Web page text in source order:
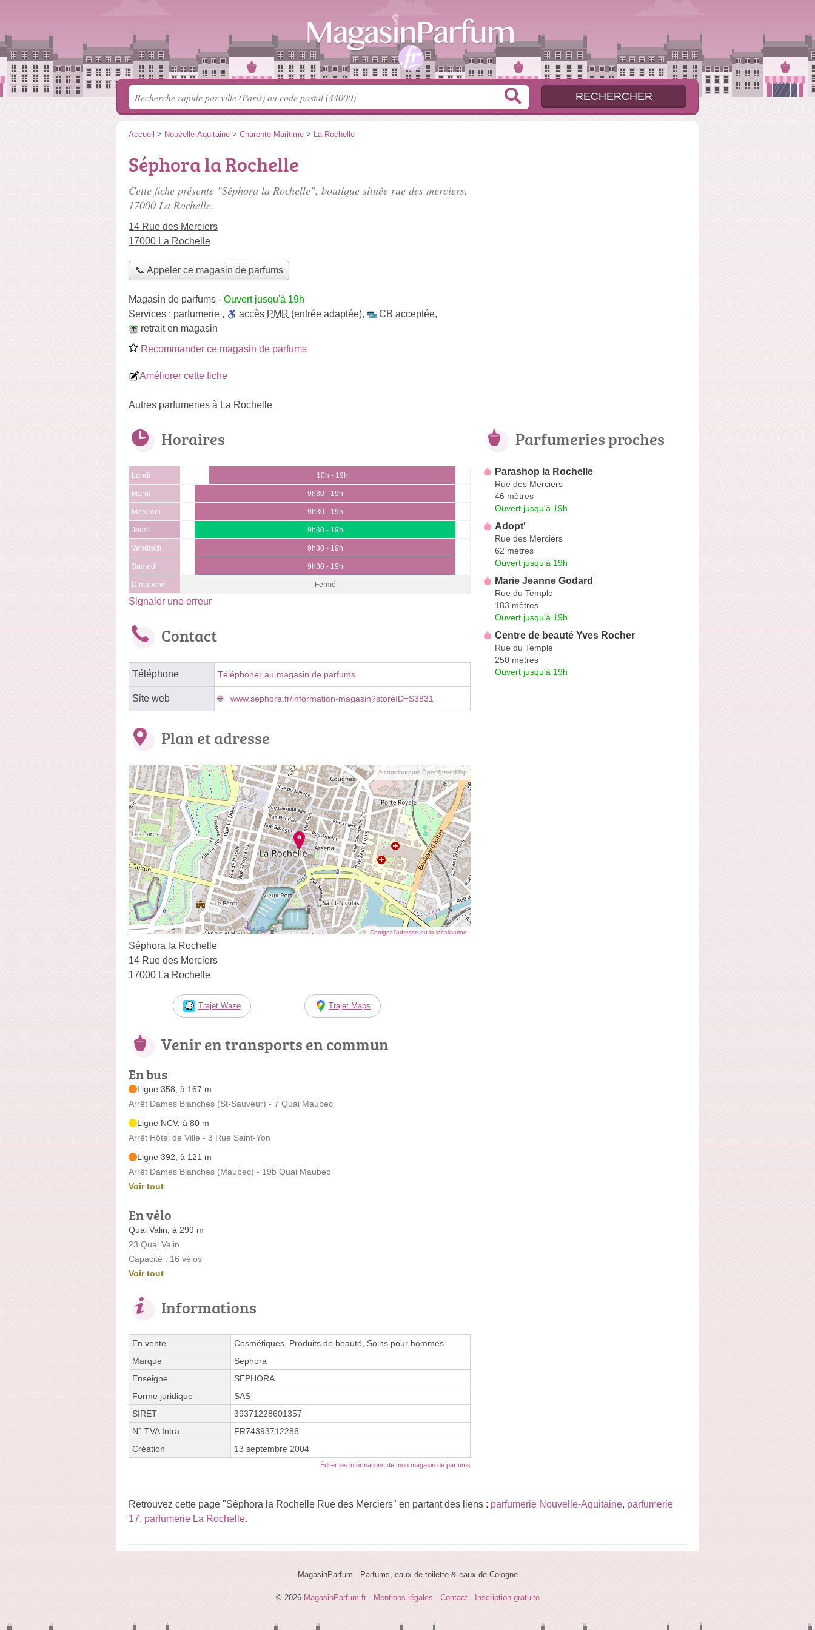
Accueil > Nouvelle-Aquitaine > Charente-Maritime > La Rochelle
Séphora la Rochelle
Cette fiche présente "Séphora la Rochelle", boutique située rue des merciers,
17000 La Rochelle.
14 Rue des Merciers
17000 La Rochelle
📞 Appeler ce magasin de parfums
Magasin de parfums - Ouvert jusqu'à 19h
Services : parfumerie , accès PMR (entrée adaptée), CB acceptée,
retrait en magasin
Recommander ce magasin de parfums
Améliorer cette fiche
Autres parfumeries à La Rochelle
Horaires
Lundi 10h - 19h
Mardi 9h30 - 19h
Mercredi 9h30 - 19h
Jeudi 9h30 - 19h
Vendredi 9h30 - 19h
Samedi 9h30 - 19h
Dimanche Fermé
Signaler une erreur
Contact
Téléphone Téléphoner au magasin de parfums
Site web www.sephora.fr/information-magasin?storeID=S3831
Plan et adresse
© contributeurs OpenStreetMap
Corriger l’adresse ou la localisation
Séphora la Rochelle
14 Rue des Merciers
17000 La Rochelle
Trajet Waze Trajet Maps
Venir en transports en commun
En bus
Ligne 358, à 167 m
Arrêt Dames Blanches (St-Sauveur) - 7 Quai Maubec
Ligne NCV, à 80 m
Arrêt Hôtel de Ville - 3 Rue Saint-Yon
Ligne 392, à 121 m
Arrêt Dames Blanches (Maubec) - 19b Quai Maubec
Voir tout
En vélo
Quai Valin, à 299 m
23 Quai Valin
Capacité : 16 vélos
Voir tout
Informations
En vente
Cosmétiques, Produits de beauté, Soins pour hommes
Marque
Sephora
Enseigne
SEPHORA
Forme juridique
SAS
SIRET
39371228601357
N° TVA Intra.
FR74393712286
Création
13 septembre 2004
Éditer les informations de mon magasin de parfums
Parfumeries proches
Parashop la Rochelle
Rue des Merciers
46 mètres
Ouvert jusqu'à 19h
Adopt'
Rue des Merciers
62 mètres
Ouvert jusqu'à 19h
Marie Jeanne Godard
Rue du Temple
183 mètres
Ouvert jusqu'à 19h
Centre de beauté Yves Rocher
Rue du Temple
250 mètres
Ouvert jusqu'à 19h
Retrouvez cette page "Séphora la Rochelle Rue des Merciers" en partant des liens : parfumerie Nouvelle-Aquitaine, parfumerie
17, parfumerie La Rochelle.
MagasinParfum - Parfums, eaux de toilette & eaux de Cologne
© 2026 MagasinParfum.fr - Mentions légales - Contact- Inscription gratuite